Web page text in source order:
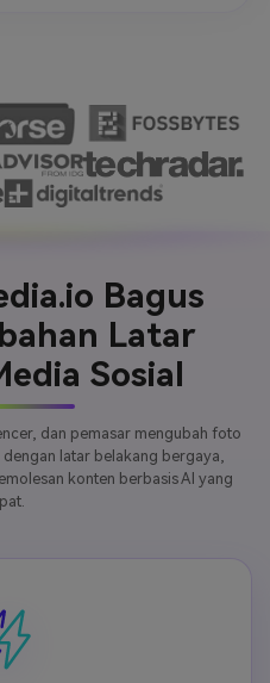
Bagus
Latar
Sosial
dan pemasar mengubah foto
latar belakang bergaya,
konten berbasis AI yang